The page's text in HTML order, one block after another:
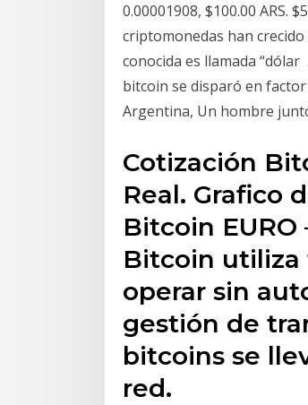
0.00001908, $100.00 ARS.
criptomonedas han
conocida es llamada
bitcoin se disparó en
Argentina, Un hombre
Cotización
Real. Grafico
Bitcoin EURO
Bitcoin utiliza
operar sin
gestión de
bitcoins se
red.